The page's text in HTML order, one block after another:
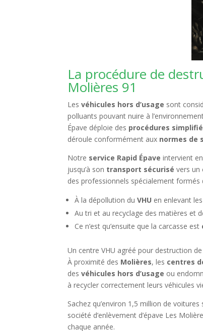
La procédure de
Molières 91
Lesvéhicules hors d’usage sont
polluants pouvant nuire à
Épave déploie des procédures
déroule conformément aux normes de
Notre service Rapid Épave intervient
jusqu’à son transport sécurisé vers un
des professionnels spécialement formés
À la dépollution duVHU en enlevant
Au tri et au recyclage des matières et
Ce n’est qu’ensuite que la carcasse est
Un centre VHU agréé pour destruction
À proximité des Molières, les centres
desvéhicules hors d’usage ou
à recycler correctement leurs véhicules
Sachez qu’environ 1,5 million de voitures
société d’enlèvement d’épave Les
chaque année.